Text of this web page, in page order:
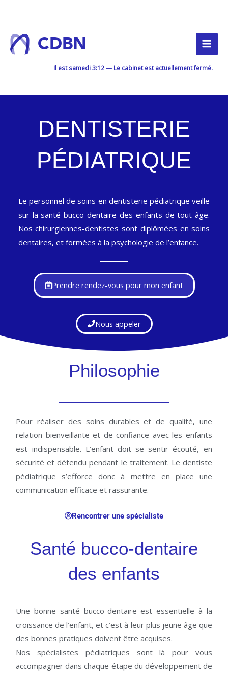
contenu
CDBN
Il estsamedi3:12— Le cabinet est actuellement fermé.
DENTISTERIE
PÉDIATRIQUE
Le personnel de soins en dentisterie pédiatrique veille
sur la santé bucco-dentaire des enfants de tout âge.
Nos chirurgiennes-dentistes sont diplômées en soins
dentaires, et formées à la psychologie de l’enfance.
Prendre rendez-vous pour mon enfant
Nous appeler
Philosophie
Pour réaliser des soins durables et de qualité, une
relation bienveillante et de confiance avec les enfants
est indispensable. L’enfant doit se sentir écouté, en
sécurité et détendu pendant le traitement. Le dentiste
pédiatrique s’efforce donc à mettre en place une
communication efficace et rassurante.
Rencontrer une spécialiste
Santé bucco-dentaire
des enfants
Une bonne santé bucco-dentaire est essentielle à la
croissance de l’enfant, et c’est à leur plus jeune âge que
des bonnes pratiques doivent être acquises.
Nos spécialistes pédiatriques sont là pour vous
accompagner dans chaque étape du développement de